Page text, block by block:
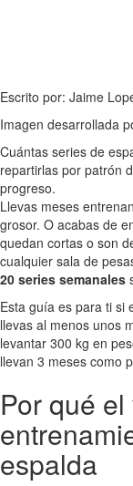
Escrito por: Jaime
Imagen desarrollada
Cuántas series de
repartirlas por patrón
progreso.
Llevas meses
grosor. O acabas de
quedan cortas o son
cualquier sala de
20 series semanales
Esta guía es para ti si
llevas al menos unos
levantar 300 kg en
llevan 3 meses como
Por qué
espalda